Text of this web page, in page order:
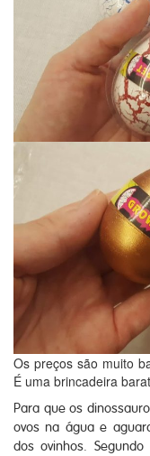
Os preços são muito
É uma brincadeira
Para que os
ovos na água e
dos ovinhos.